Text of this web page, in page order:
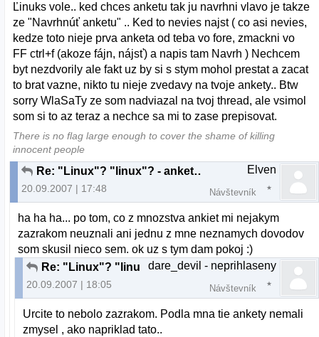
Ľinuks vole.. ked chces anketu tak ju navrhni vlavo je takze
ze "Navrhnúť anketu" .. Ked to nevies najst ( co asi nevies,
kedze toto nieje prva anketa od teba vo fore, zmackni vo
FF ctrl+f (akoze fájn, nájsť) a napis tam Navrh ) Nechcem
byt nezdvorily ale fakt uz by si s stym mohol prestat a zacat
to brat vazne, nikto tu nieje zvedavy na tvoje ankety.. Btw
sorry WlaSaTy ze som nadviazal na tvoj thread, ale vsimol
som si to az teraz a nechce sa mi to zase prepisovat.
There is no flag large enough to cover the shame of killing
innocent people
Re: "Linux"? "linux"? - anketka
20.09.2007 | 17:48
Elven
Návštevník
ha ha ha... po tom, co z mnozstva ankiet mi nejakym
zazrakom neuznali ani jednu z mne neznamych dovodov
som skusil nieco sem. ok uz s tym dam pokoj :)
Re: "Linux"? "linux"? - anketka
20.09.2007 | 18:05
dare_devil - neprihlaseny
Návštevník
Urcite to nebolo zazrakom. Podla mna tie ankety nemali
zmysel , ako napriklad tato..